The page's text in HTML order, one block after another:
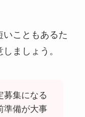
こともあるた
ましょう。
募集になる
準備が大事